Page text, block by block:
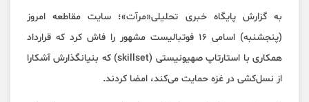
به گزارش پایگاه خبری تحلیلی«مرآت»؛ سایت مقاطعه امروز‌
(پنجشنبه) اسامی ۱۶ فوتبالیست مشهور را فاش کرد که قرارداد
همکاری با استارتاپ صهیونیستی (skillset) که بنیانگذارش آشکارا
از نسل‌کشی در غزه حمایت می‌کند، امضا کردند.